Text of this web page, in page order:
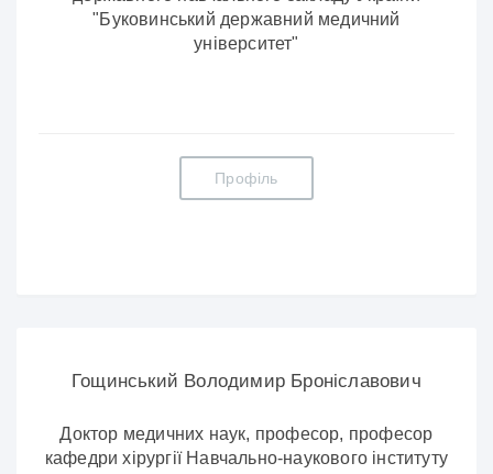
"Буковинський державний медичний
університет"
Профіль
Гощинський Володимир Броніславович
Доктор медичних наук, професор, професор
кафедри хірургії Навчально-наукового інституту